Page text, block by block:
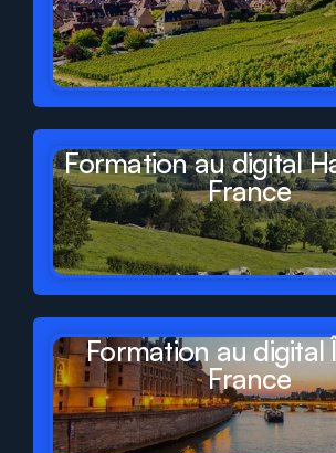
Formation au digital
France
Formation au digital
France